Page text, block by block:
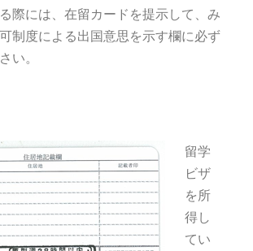
際には、在留カードを提示して、み
制度による出国意思を示す欄に必ず
い。
留学
ビザ
を所
得し
てい